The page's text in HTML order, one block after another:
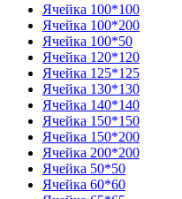
Ячейка 100*100
Ячейка 100*200
Ячейка 100*50
Ячейка 120*120
Ячейка 125*125
Ячейка 130*130
Ячейка 140*140
Ячейка 150*150
Ячейка 150*200
Ячейка 200*200
Ячейка 50*50
Ячейка 60*60